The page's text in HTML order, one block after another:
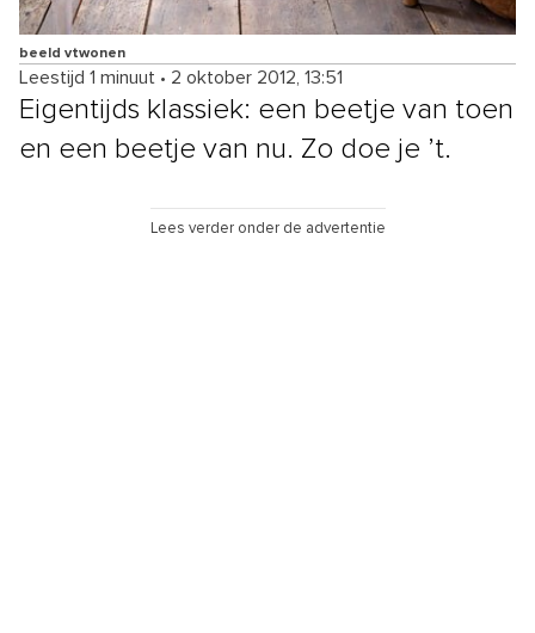
beeld vtwonen
Leestijd 1 minuut • 2 oktober 2012, 13:51
Eigentijds klassiek: een beetje van toen
en een beetje van nu. Zo doe je ’t.
Lees verder onder de advertentie